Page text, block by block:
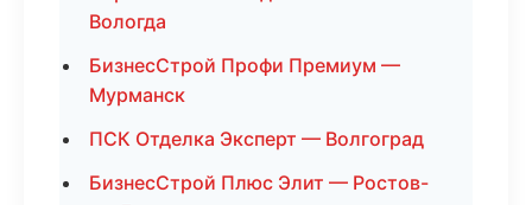
Вологда
БизнесСтрой Профи Премиум —
Мурманск
ПСК Отделка Эксперт — Волгоград
БизнесСтрой Плюс Элит — Ростов-